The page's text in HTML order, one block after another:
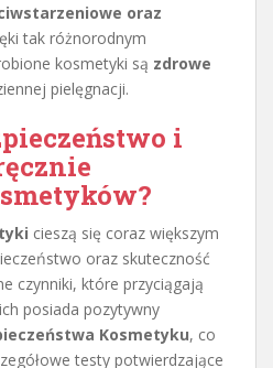
oraz
tak różnorodnym
kosmetyki są zdrowe
pielęgnacji.
i
cieszą się coraz większym
oraz skuteczność
czynniki, które przyciągają
posiada pozytywny
Kosmetyku, co
testy potwierdzające